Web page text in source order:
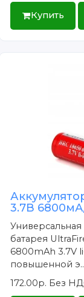
Купить
3.7В
батарея
6800mAh 3.7V
повышенной э..
172.00р. Без